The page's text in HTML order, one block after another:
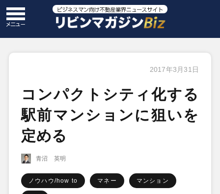
2017年3月31日
コンパクトシティ化する
駅前マンションに狙いを
定める
青沼 英明
ノウハウ/how to マネー マンション